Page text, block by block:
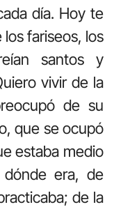
día. Hoy te
fariseos, los
santos y
vivir de la
de su
que se ocupó
estaba medio
era, de
de la